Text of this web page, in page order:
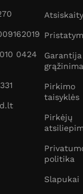
0424
Pirkimo
taisyklės
Pirkėjų
politika
Slapukai